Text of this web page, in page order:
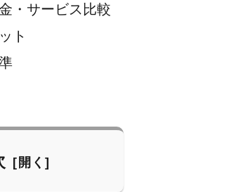
・サービス比較
ト